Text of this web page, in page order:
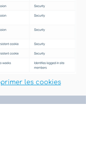
les cookies